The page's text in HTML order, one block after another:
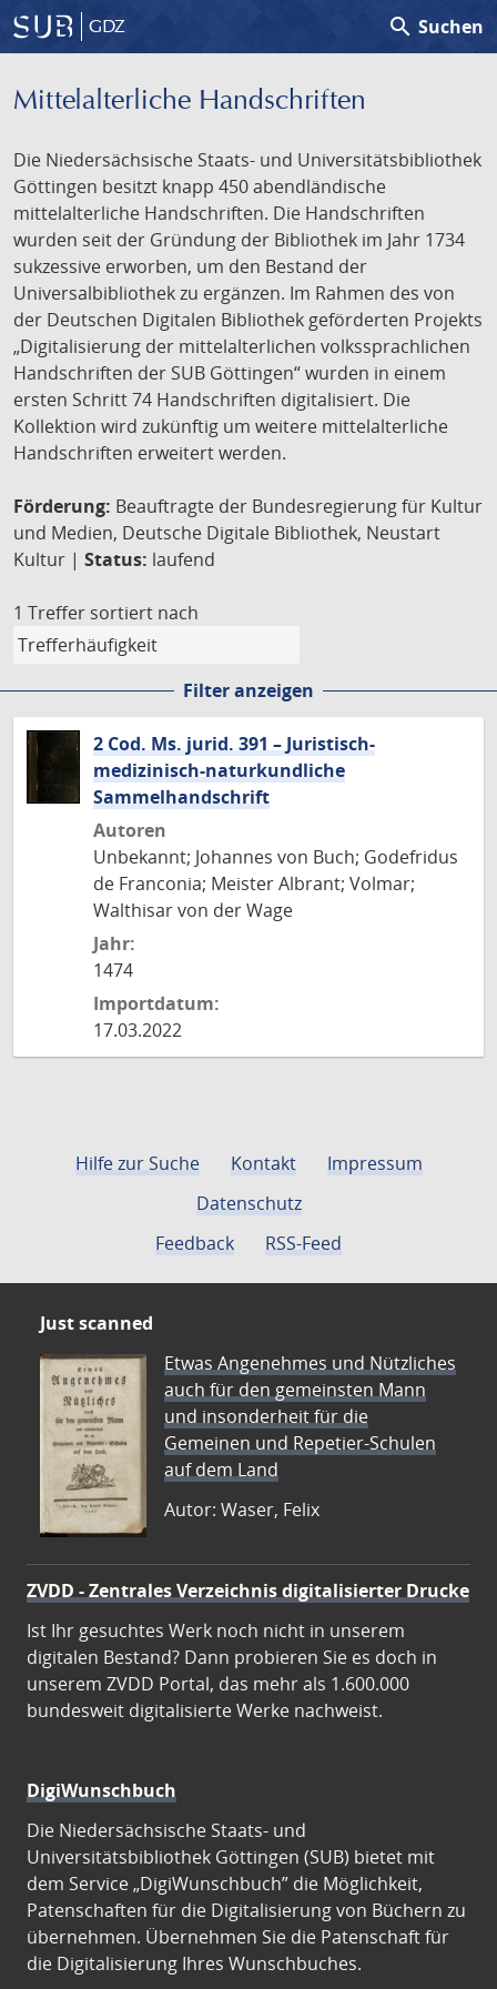
GDZ search Suchen
Mittelalterliche Handschriften
Die Niedersächsische Staats- und Universitätsbibliothek
Göttingen besitzt knapp 450 abendländische
mittelalterliche Handschriften. Die Handschriften
wurden seit der Gründung der Bibliothek im Jahr 1734
sukzessive erworben, um den Bestand der
Universalbibliothek zu ergänzen. Im Rahmen des von
der Deutschen Digitalen Bibliothek geförderten Projekts
„Digitalisierung der mittelalterlichen volkssprachlichen
Handschriften der SUB Göttingen“ wurden in einem
ersten Schritt 74 Handschriften digitalisiert. Die
Kollektion wird zukünftig um weitere mittelalterliche
Handschriften erweitert werden.
Förderung: Beauftragte der Bundesregierung für Kultur
und Medien, Deutsche Digitale Bibliothek, Neustart
Kultur | Status: laufend
1 Treffer sortiert nach
Filter anzeigen
2 Cod. Ms. jurid. 391 – Juristisch-
medizinisch-naturkundliche
Sammelhandschrift
Autoren
Unbekannt; Johannes von Buch; Godefridus
de Franconia; Meister Albrant; Volmar;
Walthisar von der Wage
Jahr:
1474
Importdatum:
17.03.2022
Hilfe zur Suche Kontakt
Impressum
Datenschutz
Feedback
RSS-Feed
Just scanned
Etwas Angenehmes und Nützliches
auch für den gemeinsten Mann
und insonderheit für die
Gemeinen und Repetier-Schulen
auf dem Land
Autor: Waser, Felix
ZVDD - Zentrales Verzeichnis digitalisierter Drucke
Ist Ihr gesuchtes Werk noch nicht in unserem
digitalen Bestand? Dann probieren Sie es doch in
unserem ZVDD Portal, das mehr als 1.600.000
bundesweit digitalisierte Werke nachweist.
DigiWunschbuch
Die Niedersächsische Staats- und
Universitätsbibliothek Göttingen (SUB) bietet mit
dem Service „DigiWunschbuch” die Möglichkeit,
Patenschaften für die Digitalisierung von Büchern zu
übernehmen. Übernehmen Sie die Patenschaft für
die Digitalisierung Ihres Wunschbuches.